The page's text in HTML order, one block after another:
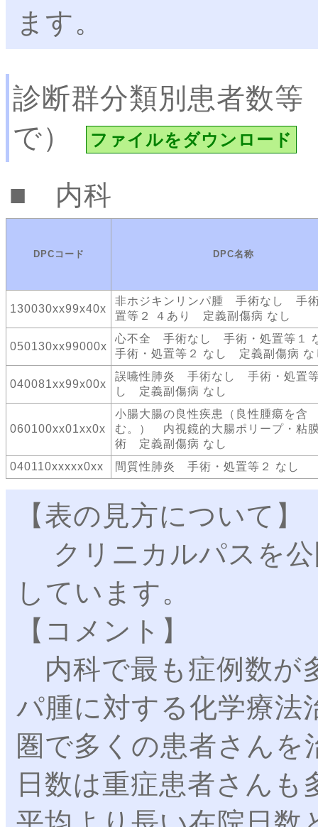
ます。
診断群分類別患者数等
で）
ファイルをダウンロード
内科
DPCコード DPC名称
130030xx99x40x
非ホジキンリンパ腫 手術なし 手
置等２ ４あり 定義副傷病 なし
050130xx99000x
心不全 手術なし 手術・処置等
手術・処置等２ なし 定義副傷病 な
040081xx99x00x
誤嚥性肺炎 手術なし 手術・処置
し 定義副傷病 なし
060100xx01xx0x
小腸大腸の良性疾患（良性腫瘍を含
む。） 内視鏡的大腸ポリープ・粘
術 定義副傷病 なし
040110xxxxx0xx
間質性肺炎 手術・処置等２ なし
【表の見方について】
クリニカルパスを公
しています。
【コメント】
内科で最も症例数が
パ腫に対する化学療法
圏で多くの患者さん
日数は重症患者さん